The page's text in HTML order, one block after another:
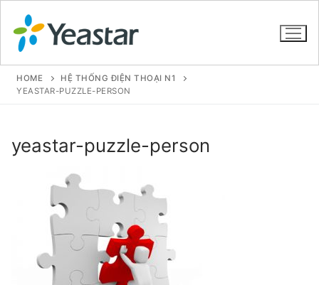
SẢN PHẨM
VOIP PBX FOR SME
Tổng đài VoIP Yeastar S412
Tổng đài VoIP Yeastar S20
Tổng đài VoIP Yeastar S50
HOME
HỆ THỐNG ĐIỆN THOẠI N1
YEASTAR-PUZZLE-PERSON
yeastar-puzzle-person